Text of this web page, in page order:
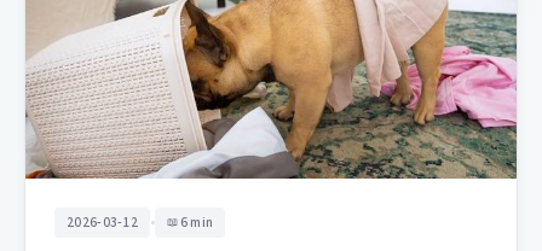
2026-03-12 • 6 min